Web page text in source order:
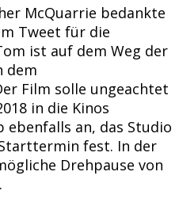
McQuarrie bedankte
Tweet für die
ist auf dem Weg der
dem
Film solle ungeachtet
in die Kinos
ebenfalls an, das Studio
fest. In der
Drehpause von